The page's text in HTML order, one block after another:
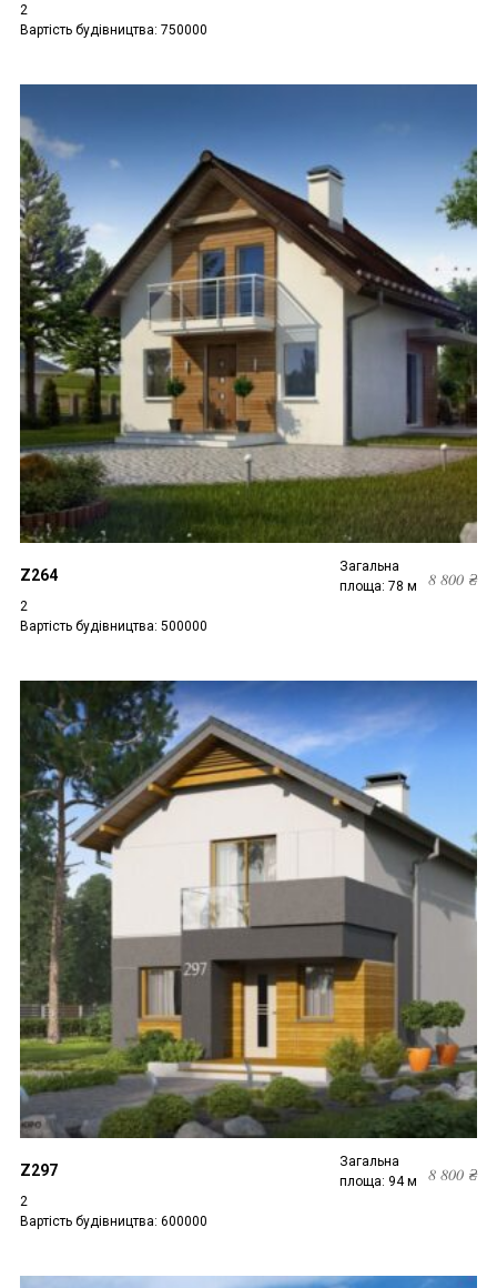
2
Вартість будівництва: 750000
Z264 8 800₴
Загальна
площа: 78 м
2
Вартість будівництва: 500000
Z297 8 800₴
Загальна
площа: 94 м
2
Вартість будівництва: 600000